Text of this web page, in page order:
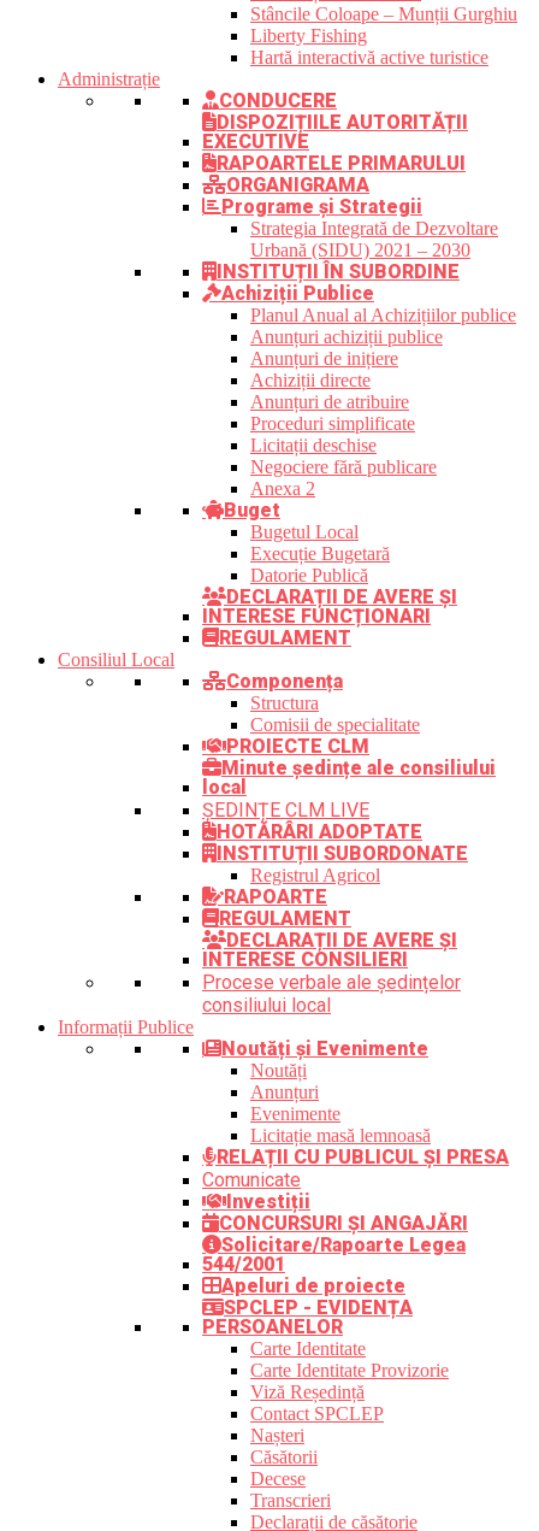
Stâncile Coloape – Munții Gurghiu
Liberty Fishing
Hartă interactivă active turistice
Administrație
CONDUCERE
DISPOZIȚIILE AUTORITĂȚII
EXECUTIVE
RAPOARTELE PRIMARULUI
ORGANIGRAMA
Programe și Strategii
Strategia Integrată de Dezvoltare
Urbană (SIDU) 2021 – 2030
INSTITUȚII ÎN SUBORDINE
Achiziții Publice
Planul Anual al Achizițiilor publice
Anunțuri achiziții publice
Anunțuri de inițiere
Achiziții directe
Anunțuri de atribuire
Proceduri simplificate
Licitații deschise
Negociere fără publicare
Anexa 2
Buget
Bugetul Local
Execuție Bugetară
Datorie Publică
DECLARAȚII DE AVERE ȘI
INTERESE FUNCȚIONARI
REGULAMENT
Consiliul Local
Componența
Structura
Comisii de specialitate
PROIECTE CLM
Minute ședințe ale consiliului
local
ȘEDINȚE CLM LIVE
HOTĂRÂRI ADOPTATE
INSTITUȚII SUBORDONATE
Registrul Agricol
RAPOARTE
REGULAMENT
DECLARAȚII DE AVERE ȘI
INTERESE CONSILIERI
Procese verbale ale ședințelor
consiliului local
Informații Publice
Noutăți și Evenimente
Noutăți
Anunțuri
Evenimente
Licitație masă lemnoasă
RELAȚII CU PUBLICUL ȘI PRESA
Comunicate
Investiții
CONCURSURI ȘI ANGAJĂRI
Solicitare/Rapoarte Legea
544/2001
Apeluri de proiecte
SPCLEP - EVIDENȚA
PERSOANELOR
Carte Identitate
Carte Identitate Provizorie
Viză Reședință
Contact SPCLEP
Nașteri
Căsătorii
Decese
Transcrieri
Declarații de căsătorie